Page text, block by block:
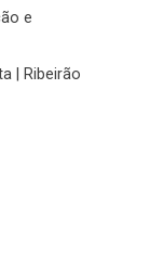
e
| Ribeirão